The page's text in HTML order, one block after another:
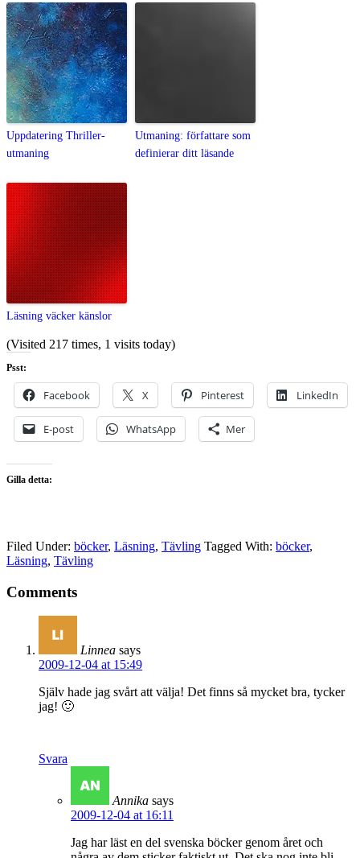
Uppdatering Thriller-
utmaning
Utmaning: författare som
definierar ditt läsande
Läsning väcker känslor
(Visited 217 times, 1 visits today)
Psst:
Facebook X Pinterest LinkedIn
E-post WhatsApp Mer
Gilla detta:
Filed Under: böcker, Läsning, Tävling Tagged With: böcker,
Läsning, Tävling
Comments
Linnea says
2009-12-04 at 15:49
Själv hade jag svårt att välja! Det finns så mycket bra, tycker
jag! 🙂
Svara
Annika says
2009-12-04 at 16:11
Jag har läst en del svenska böcker genom året och